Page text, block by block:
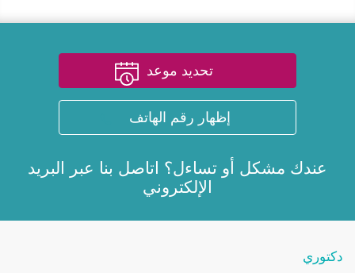
تحديد موعد
إظهار رقم الهاتف
عندك مشكل أو تساءل؟ اتاصل بنا عبر
البريد
الإلكتروني
دكتوري